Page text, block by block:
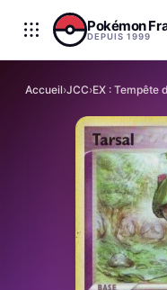
Aller au contenu
Pokémon
DEPUIS 1999
Accueil›JCC›EX : Tempête